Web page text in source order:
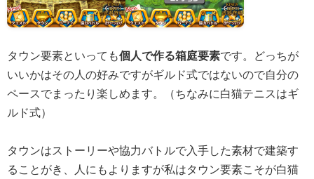
タウン要素といっても個人で作る箱庭要素です。どっちが
いいかはその人の好みですがギルド式ではないので自分の
ペースでまったり楽しめます。（ちなみに白猫テニスはギ
ルド式）
タウンはストーリーや協力バトルで入手した素材で建築す
ることがき、人にもよりますが私はタウン要素こそが白猫